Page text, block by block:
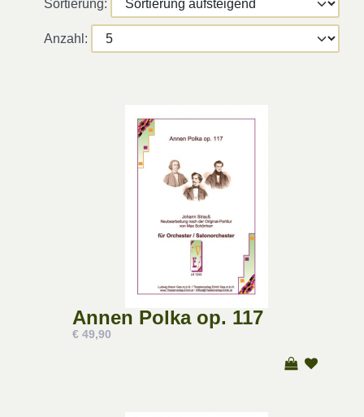
Sortierung:
Anzahl:
Annen Polka op. 117
€ 49,90